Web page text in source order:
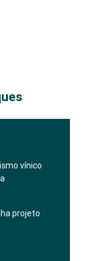
vínico
projeto